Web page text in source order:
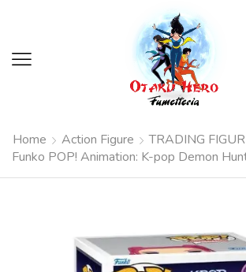
Home Action Figure
TRADING
Funko POP! Animation: K-pop Demon